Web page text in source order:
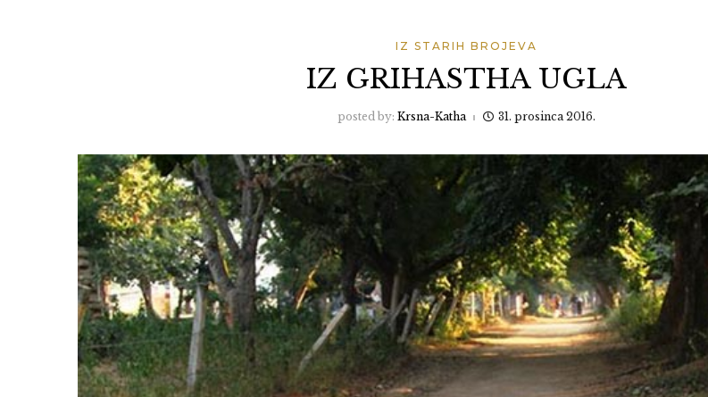
IZ STARIH BROJEVA
IZ GRIHASTHA UGLA
posted by: Krsna-Katha 31. prosinca 2016.